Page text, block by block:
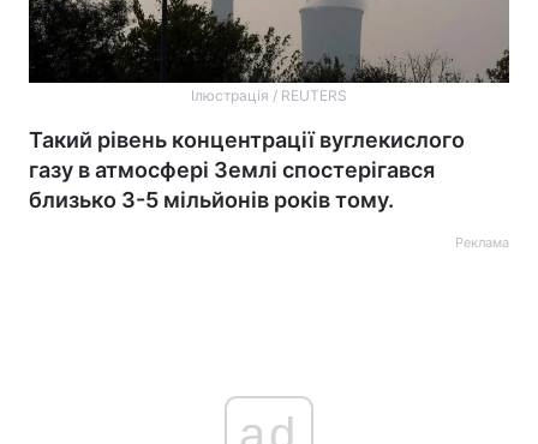
Ілюстрація / REUTERS
Такий рівень концентрації вуглекислого
газу в атмосфері Землі спостерігався
близько 3-5 мільйонів років тому.
Реклама